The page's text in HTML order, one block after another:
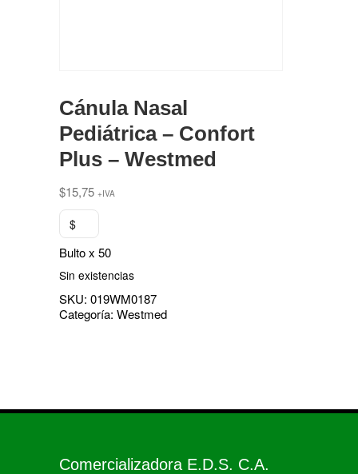
Cánula Nasal
Pediátrica – Confort
Plus – Westmed
$15,75 +IVA
$
Bulto x 50
Sin existencias
SKU: 019WM0187
Categoría: Westmed
Comercializadora E.D.S. C.A.